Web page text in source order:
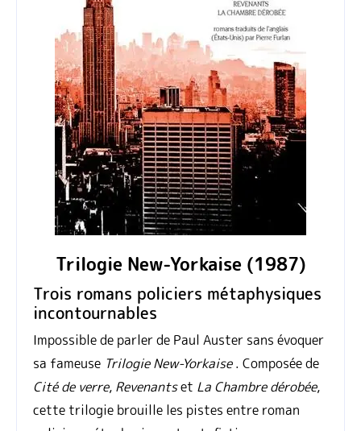
Trilogie New-Yorkaise (1987)
Trois romans policiers métaphysiques
incontournables
Impossible de parler de Paul Auster sans évoquer
sa fameuse Trilogie New-Yorkaise. Composée de
Cité de verre, Revenantset La Chambre dérobée,
cette trilogie brouille les pistes entre roman